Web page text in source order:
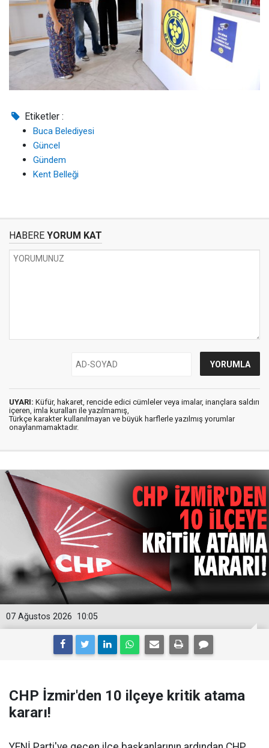
Etiketler :
Buca Belediyesi
Güncel
Gündem
Kent Belleği
HABERE YORUM KAT
UYARI: Küfür, hakaret, rencide edici cümleler veya imalar, inançlara saldırı
içeren, imla kuralları ile yazılmamış,
Türkçe karakter kullanılmayan ve büyük harflerle yazılmış yorumlar
onaylanmamaktadır.
10:05
07 Ağustos 2026
CHP İzmir'den 10 ilçeye kritik atama
kararı!